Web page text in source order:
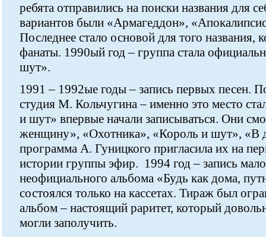
ребята отправились на поиски названия для
вариантов были «Армагеддон»,
Последнее стало основой для того названия,
фанаты. 1990ый год – группа стала
шут».
1991 – 1992ые годы – запись первых песен.
студия М. Кольчугина – именно это место
и шут» впервые начали записываться. Они
женщину», «Охотника», «Король и шут», «В
программа А. Гуницкого пригласила их на
истории группы эфир. 1994 год – запись
неофициального альбома «Будь как дома,
состоялся только на кассетах. Тираж был
альбом – настоящий раритет, который
могли заполучить.